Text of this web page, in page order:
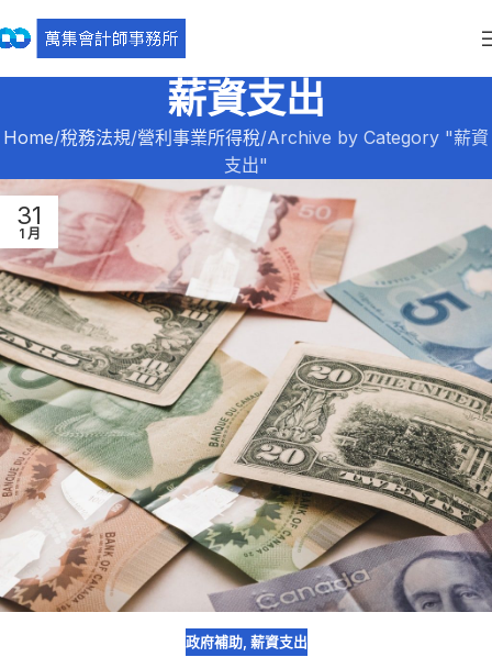
薪資支出
Home 稅務法規 營利事業所得稅 Archive by Category "薪資
支出"
31
1 月
政府補助, 薪資支出